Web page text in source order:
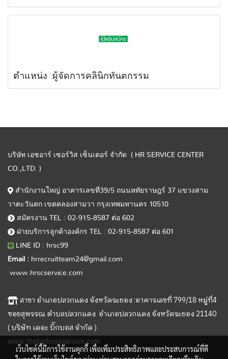
ตำแหน่ง :ผู้จัดการคลินิกทันตกรรม
บริษัท เอชอาร์ เซอร์วิส เซ็นเตอร์ จำกัด ( HR SERVICE CENTER
CO.,LTD. )
สำนักงานใหญ่ อาคารเลขที่39/5 ถนนหทัยราษฎร์ 37 แขวงสาม
วาตะวันตก เขตคลองสามวา กรุงเทพมหานคร 10510
สมัครงาน TEL : 02-915-8587 ต่อ 602
ฝ่ายบริการลูกค้าองค์กร TEL : 02-915-8587 ต่อ 601
LINE ID : hrsc99
Email : hrrecruitteam24@gmail.com
www.hrscservice.com
สาขา อำเภอปลวกแดง จังหวัดระยอง :อาคารเลขที่ 799/18 หมู่ที่4
ซอยสุพรรณ ตำบลปลวกแดง อำเภอปลวกแดง จังหวัดระยอง 21140
( บริษัท เดอะ บิ๊กบอส จำกัด )
www.thebigbossservice.com
เว็บไซต์นี้มีการใช้งานคุกกี้ เพื่อเพิ่มประสิทธิภาพและประสบการณ์ที่ดี